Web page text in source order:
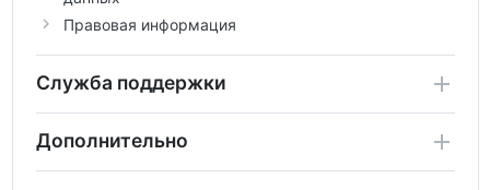
Правовая информация
Служба поддержки
Дополнительно